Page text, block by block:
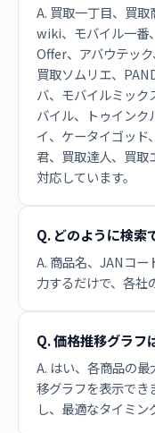
A. 買取一丁目、買
wiki、モバイル一番
Offer、アバウテック
買取ソムリエ、
バ、モバイルミック
バイル、トゥインク
イ、ケータイゴッド
君、買取達人、買取
対応しています。
Q. どのように検索
A. 商品名、JANコー
力するだけで、各社
Q. 価格推移グラフ
A. はい、各商品の
移グラフを表示でき
し、最適なタイミン